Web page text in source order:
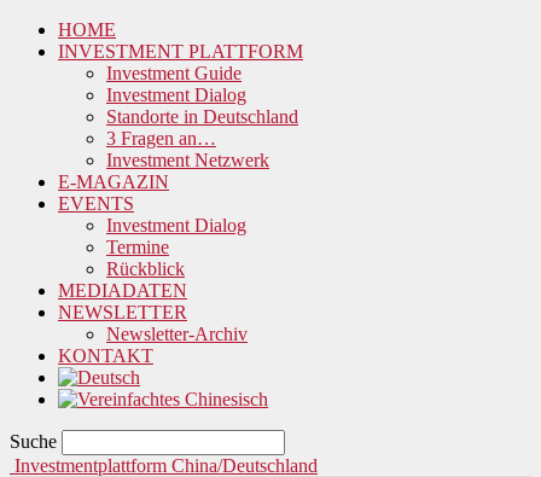
HOME
INVESTMENT PLATTFORM
Investment Guide
Investment Dialog
Standorte in Deutschland
3 Fragen an…
Investment Netzwerk
E-MAGAZIN
EVENTS
Investment Dialog
Termine
Rückblick
MEDIADATEN
NEWSLETTER
Newsletter-Archiv
KONTAKT
Suche
Investmentplattform China/Deutschland